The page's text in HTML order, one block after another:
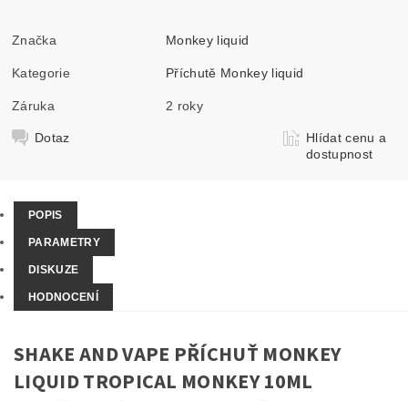
Značka Monkey liquid
Kategorie Příchutě Monkey liquid
Záruka 2 roky
Dotaz
Hlídat cenu a
dostupnost
POPIS
PARAMETRY
DISKUZE
HODNOCENÍ
SHAKE AND VAPE PŘÍCHUŤ MONKEY
LIQUID TROPICAL MONKEY 10ML